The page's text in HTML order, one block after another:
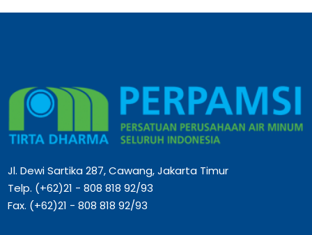
Jl. Dewi Sartika 287, Cawang, Jakarta Timur
Telp. (+62)21 - 808 818 92/93
Fax. (+62)21 - 808 818 92/93